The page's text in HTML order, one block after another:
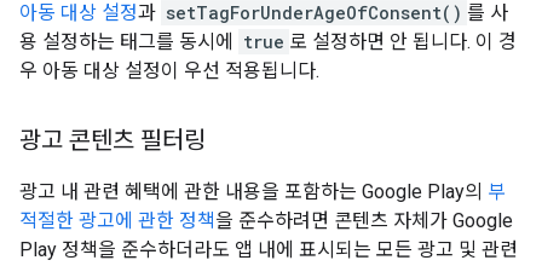
아동 대상 설정과 setTagForUnderAgeOfConsent() 를 사
용 설정하는 태그를 동시에
true 로 설정하면 안 됩니다. 이 경
우 아동 대상 설정이 우선 적용됩니다.
광고 콘텐츠 필터링
광고 내 관련 혜택에 관한 내용을 포함하는 Google Play의 부
적절한 광고에 관한 정책 을 준수하려면 콘텐츠 자체가 Google
Play 정책을 준수하더라도 앱 내에 표시되는 모든 광고 및 관련